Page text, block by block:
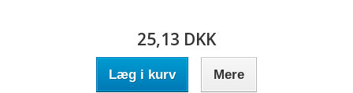
25,13 DKK
Læg i kurv Mere